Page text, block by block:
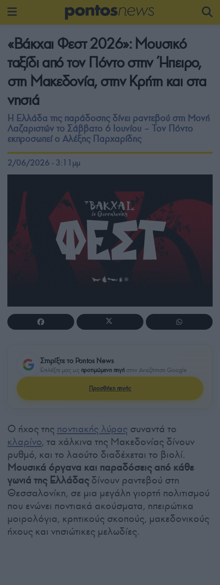
«Βάκχαι Φεστ 2026»: Μουσικό
ταξίδι από τον Πόντο στην Ήπειρο,
στη Μακεδονία, στην Κρήτη και στα
νησιά
Η Ελλάδα της παράδοσης δίνει ραντεβού στη Μονή
Λαζαριστών το Σάββατο 6 Ιουνίου – Τον Πόντο
εκπροσωπεί ο Αλέξης Παρχαρίδης
2/06/2026 - 3:11μμ
Στηρίξτε το Pontos News
Επιλέξτε μας ως προτιμώμενη πηγή στην Αναζήτηση Google
Προσθήκη πηγής
Ο ήχος της ποντιακής λύρας συναντά το
κλαρίνο, τα χάλκινα της Μακεδονίας δίνουν
ρυθμό, και το λαούτο διαδέχεται το βιολί.
Μουσικά όργανα και παραδόσεις από κάθε
γωνιά της Ελλάδαςδίνουν ραντεβού στη
Θεσσαλονίκη, σε μια μεγάλη γιορτή πολιτισμού
που ενώνει ποντιακά ακούσματα, ηπειρώτικα
μοιρολόγια, κρητικούς σκοπούς, μακεδονικούς
ήχους και νησιώτικες μελωδίες.